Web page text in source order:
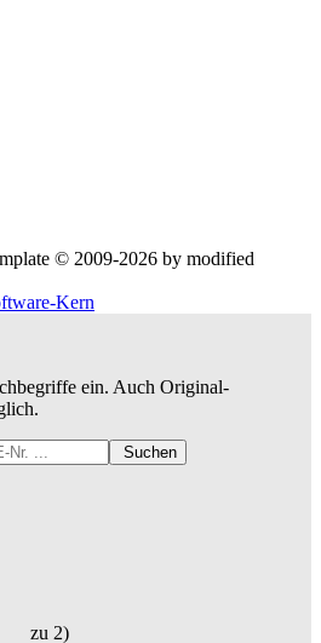
© 2009-2026 by modified
Kern
ein. Auch Original-
Suchen
zu 2)